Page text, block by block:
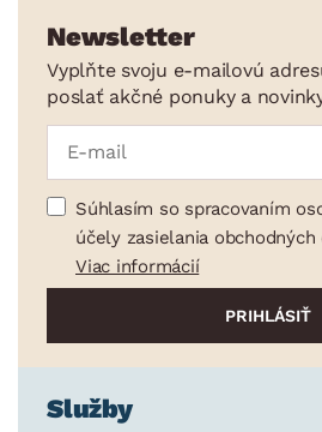
Newsletter
Vyplňte svoju e-mailovú
poslať akčné ponuky a
Súhlasím so spracovaním
účely zasielania obchodných
Viac informácií
Služby